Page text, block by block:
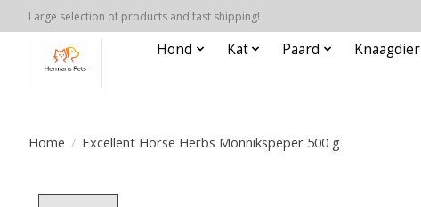
Large selection of products and fast shipping!
Hond Kat Paard Knaagdier
Home / Excellent Horse Herbs Monnikspeper 500 g